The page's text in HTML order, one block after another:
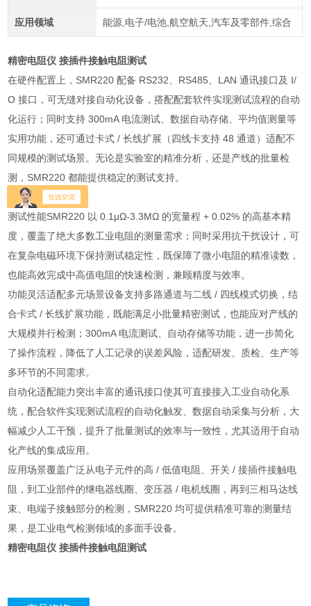
应用领域 能源,电子/电池,航空航天,汽车及零部件,综合
精密电阻仪 接插件接触电阻测试
在硬件配置上，SMR220 配备 RS232、RS485、LAN 通讯接口及 I/
O 接口，可无缝对接自动化设备，搭配配套软件实现测试流程的自动
化运行；同时支持 300mA 电流测试、数据自动存储、平均值测量等
实用功能，还可通过卡式 / 长线扩展（四线卡支持 48 通道）适配不
同规模的测试场景。无论是实验室的精准分析，还是产线的批量检
测，SMR220 都能提供稳定的测试支持。
产品优势
测试性能SMR220 以 0.1μΩ-3.3MΩ 的宽量程 + 0.02% 的高基本精
度，覆盖了绝大多数工业电阻的测量需求；同时采用抗干扰设计，可
在复杂电磁环境下保持测试稳定性，既保障了微小电阻的精准读数，
也能高效完成中高值电阻的快速检测，兼顾精度与效率。
功能灵活适配多元场景设备支持多路通道与二线 / 四线模式切换，结
合卡式 / 长线扩展功能，既能满足小批量精密测试，也能应对产线的
大规模并行检测；300mA 电流测试、自动存储等功能，进一步简化
了操作流程，降低了人工记录的误差风险，适配研发、质检、生产等
多环节的不同需求。
自动化适配能力突出丰富的通讯接口使其可直接接入工业自动化系
统，配合软件实现测试流程的自动化触发、数据自动采集与分析，大
幅减少人工干预，提升了批量测试的效率与一致性，尤其适用于自动
化产线的集成应用。
应用场景覆盖广泛从电子元件的高 / 低值电阻、开关 / 接插件接触电
阻，到工业部件的继电器线圈、变压器 / 电机线圈，再到三相马达线
束、电端子接触部分的检测，SMR220 均可提供精准可靠的测量结
果，是工业电气检测领域的多面手设备。
精密电阻仪 接插件接触电阻测试